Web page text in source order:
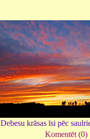
Debesu krāsas īsi pēc
Komentēt (0)